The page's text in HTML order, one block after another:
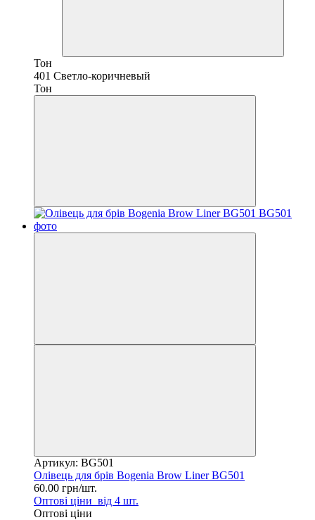
Тон
401 Светло-коричневый
Тон
Артикул: BG501
Олівець для брів Bogenia Brow Liner BG501
60.00 грн/шт.
Оптові ціни від 4 шт.
Оптові ціни